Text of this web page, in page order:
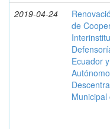
2019-04-24
de
Ecuador
Autónomo
Municipal